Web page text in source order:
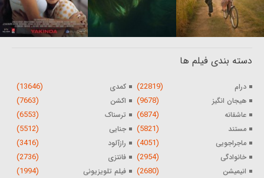
دسته بندی فیلم ها
درام (22819) کمدی (13646)
هیجان انگیز (9678) اکشن (7663)
عاشقانه (6874) ترسناک (6553)
مستند (5821) جنایی (5512)
ماجراجویی (4051) رازآلود (3416)
خانوادگی (2954) فانتزی (2736)
انیمیشن (2680) فیلم تلویزیونی (1994)